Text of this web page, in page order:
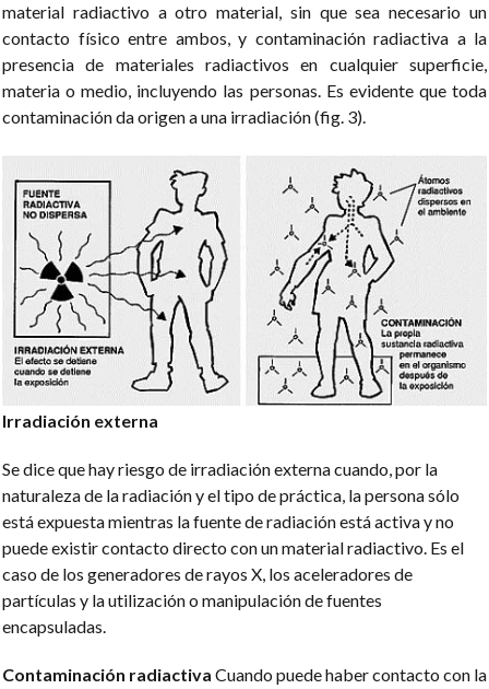
material radiactivo a otro material, sin que sea necesario un
contacto físico entre ambos, y contaminación radiactiva a la
presencia de materiales radiactivos en cualquier superficie,
materia o medio, incluyendo las personas. Es evidente que toda
contaminación da origen a una irradiación (fig. 3).
Irradiación externa
Se dice que hay riesgo de irradiación externa cuando, por la
naturaleza de la radiación y el tipo de práctica, la persona sólo
está expuesta mientras la fuente de radiación está activa y no
puede existir contacto directo con un material radiactivo. Es el
caso de los generadores de rayos X, los aceleradores de
partículas y la utilización o manipulación de fuentes
encapsuladas.
Contaminación radiactiva Cuando puede haber contacto con la